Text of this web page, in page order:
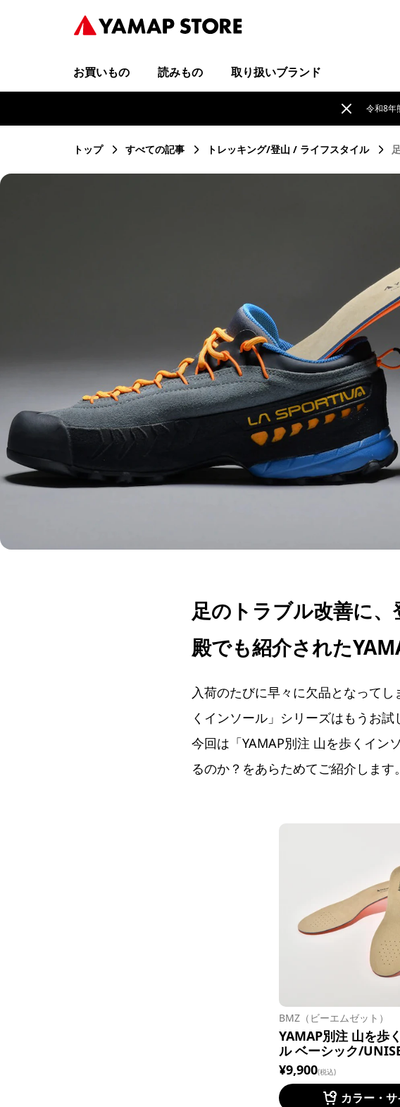
お買いもの 読みもの 取り扱いブランド
令和8年
トップ すべての記事 トレッキング/登山 ライフスタイル
足のトラブル改善に
殿でも紹介された
入荷のたびに早々に欠品となって
くインソール」シリーズはもうお試
今回は「YAMAP別注 山を歩くイン
るのか？をあらためてご紹介します。
BMZ（ビーエムゼット）
YAMAP別注 山を歩
ル ベーシック/
¥9,900(税込)
カラー・